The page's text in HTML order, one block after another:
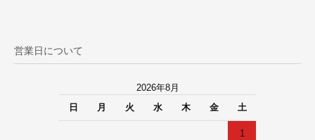
営業日について
2026年8月
日
月 火 水 木 金 土
1